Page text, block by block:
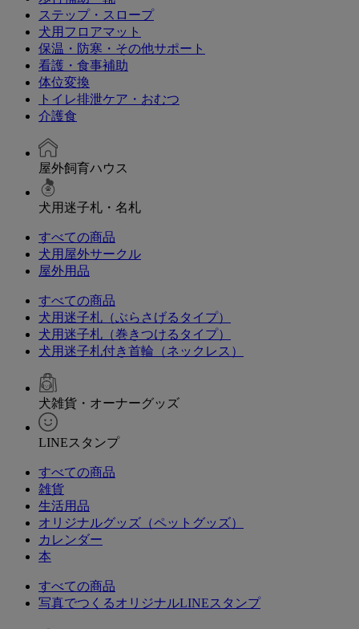
ステップ・スロープ
犬用フロアマット
保温・防寒・その他サポート
看護・食事補助
体位変換
トイレ排泄ケア・おむつ
介護食
屋外飼育ハウス
犬用迷子札・名札
すべての商品
犬用屋外サークル
屋外用品
すべての商品
犬用迷子札（ぶらさげるタイプ）
犬用迷子札（巻きつけるタイプ）
犬用迷子札付き首輪（ネックレス）
犬雑貨・オーナーグッズ
LINEスタンプ
すべての商品
雑貨
生活用品
オリジナルグッズ（ペットグッズ）
カレンダー
本
すべての商品
写真でつくるオリジナルLINEスタンプ